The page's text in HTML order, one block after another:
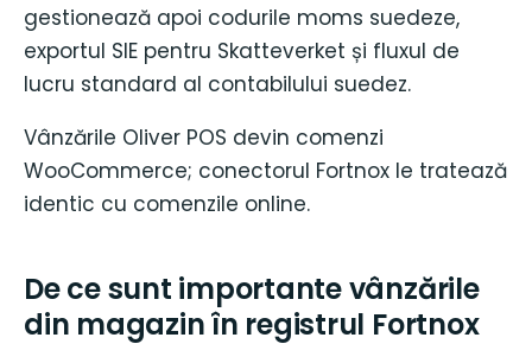
gestionează apoi codurile moms suedeze,
exportul SIE pentru Skatteverket și fluxul de
lucru standard al contabilului suedez.
Vânzările Oliver POS devin comenzi
WooCommerce; conectorul Fortnox le tratează
identic cu comenzile online.
De ce sunt importante vânzările
din magazin în registrul Fortnox